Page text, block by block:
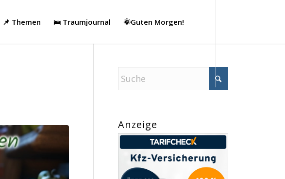
📌 Themen 🛌 Traumjournal 🌞Guten Morgen!
Anzeige